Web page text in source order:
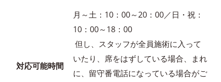
対応可能時間
月～土：10：00～20：00／日・祝：
10：00～18：00
但し、スタッフが全員施術に入って
いたり、席をはずしている場合、まれ
に、留守番電話になっている場合がご